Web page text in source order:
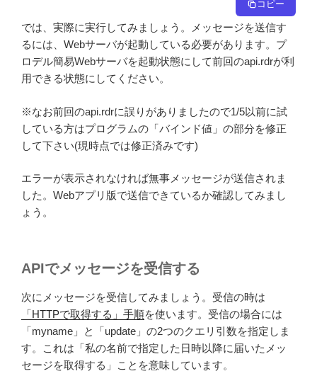
コピー
では、実際に実行してみましょう。メッセージを送信す
るには、Webサーバが起動している必要があります。プ
ロデル簡易Webサーバを起動状態にして前回のapi.rdrが利
用できる状態にしてください。
※なお前回のapi.rdrに誤りがありましたので1/5以前に試
している方はプログラムの「バインド値」の部分を修正
して下さい(現時点では修正済みです)
エラーが表示されなければ無事メッセージが送信されま
した。Webアプリ版で送信できているか確認してみまし
ょう。
APIでメッセージを受信する
次にメッセージを受信してみましょう。受信の時は
「HTTPで取得する」手順を使います。受信の場合には
「myname」と「update」の2つのクエリ引数を指定しま
す。これは「私の名前で指定した日時以降に届いたメッ
セージを取得する」ことを意味しています。